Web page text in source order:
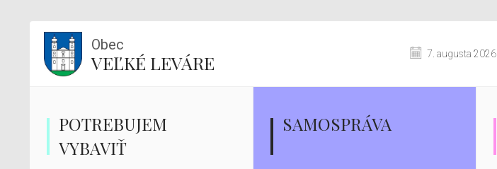
Obec
VEĽKÉ LEVÁRE 7. augusta 2026
POTREBUJEM
VYBAVIŤ
SAMOSPRÁVA